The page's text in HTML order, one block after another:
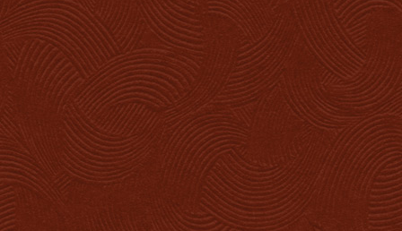
Accueil
Résidence
Situation
Le projet
Investisseurs
Biens en vente
Documents
Nous contacter